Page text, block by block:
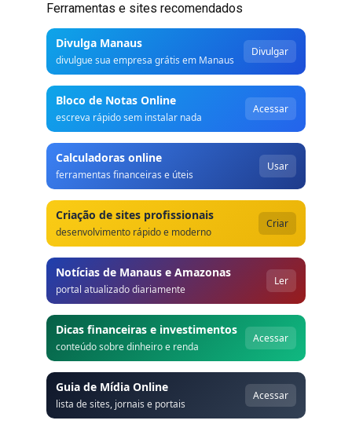
Ferramentas e sites recomendados
Divulga Manaus
divulgue sua empresa grátis em Manaus
Divulgar
Bloco de Notas Online
escreva rápido sem instalar nada
Acessar
Calculadoras online
ferramentas financeiras e úteis
Usar
Criação de sites profissionais
desenvolvimento rápido e moderno
Criar
Notícias de Manaus e Amazonas
portal atualizado diariamente
Ler
Dicas financeiras e investimentos
conteúdo sobre dinheiro e renda
Acessar
Guia de Mídia Online
lista de sites, jornais e portais
Acessar